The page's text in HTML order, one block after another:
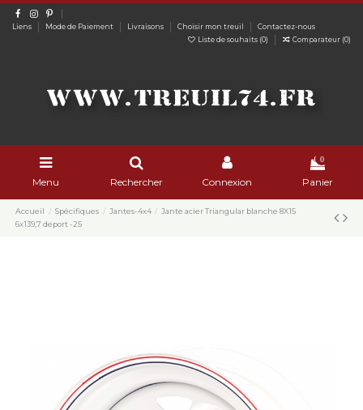
Liens Mode de Paiement Livraisons Choisir mon treuil
Contactez-nous
Liste de souhaits (0) Comparateur (0)
Menu Rechercher Connexion
0
Panier
Accueil Spécifiques Jantes-4x4
Jante acier Triangular blanche 8X15
6x139,7 deport -25